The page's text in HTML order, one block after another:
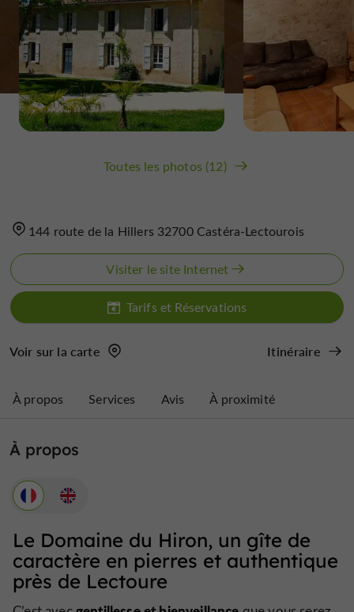
Toutes les photos (12)
144 route de la Hillers 32700 Castéra-Lectourois
Visiter le site Internet
Tarifs et Réservations
Voir sur la carte Itinéraire
À propos Services Avis À proximité
À propos
Le Domaine du Hiron, un gîte de
caractère en pierres et authentique
près de Lectoure